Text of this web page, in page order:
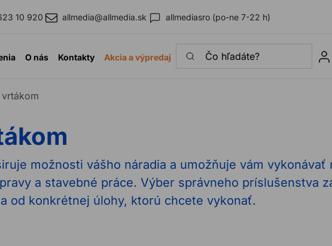
10 920 allmedia@allmedia.sk allmediasro (po-ne 7-22 h)
O nás Kontakty Akcia a výpredaj
Čo hľadáte?
možnosti vášho náradia a umožňuje vám vykonávať
a stavebné práce. Výber správneho príslušenstva
od konkrétnej úlohy, ktorú chcete vykonať.